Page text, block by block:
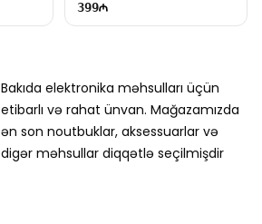
399
Bakıda elektronika məhsulları üçün
etibarlı və rahat ünvan. Mağazamızda
ən son noutbuklar, aksessuarlar və
digər məhsullar diqqətlə seçilmişdir